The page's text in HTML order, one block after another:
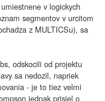
v logickych
segmentov v urcitom
z MULTICSu), sa
odskocili od projektu
sa nedozil, napriek
- je to tiez velmi
jednak prisiel o